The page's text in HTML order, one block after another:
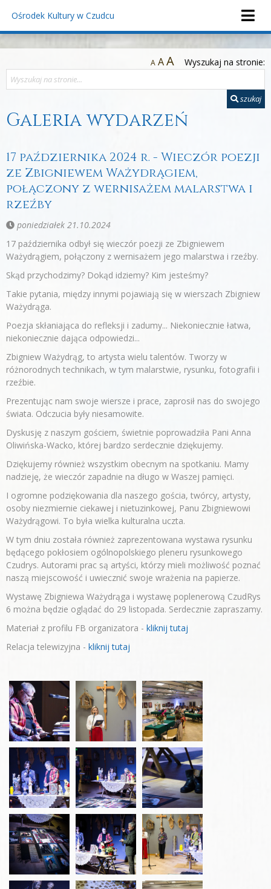
Ośrodek Kultury w Czudcu
A AA Wyszukaj na stronie:
szukaj
Galeria wydarzeń
17 października 2024 r. - Wieczór poezji
ze Zbigniewem Ważydrągiem,
połączony z wernisażem malarstwa i
rzeźby
poniedziałek 21.10.2024
17 października odbył się wieczór poezji ze Zbigniewem
Ważydrągiem, połączony z wernisażem jego malarstwa i rzeźby.
Skąd przychodzimy? Dokąd idziemy? Kim jesteśmy?
Takie pytania, między innymi pojawiają się w wierszach Zbigniew
Ważydrąga.
Poezja skłaniająca do refleksji i zadumy... Niekoniecznie łatwa,
niekoniecznie dająca odpowiedzi...
Zbigniew Ważydrąg, to artysta wielu talentów. Tworzy w
różnorodnych technikach, w tym malarstwie, rysunku, fotografii i
rzeźbie.
Prezentując nam swoje wiersze i prace, zaprosił nas do swojego
świata. Odczucia były niesamowite.
Dyskusję z naszym gościem, świetnie poprowadziła Pani Anna
Oliwińska-Wacko, której bardzo serdecznie dziękujemy.
Dziękujemy również wszystkim obecnym na spotkaniu. Mamy
nadzieję, że wieczór zapadnie na długo w Waszej pamięci.
I ogromne podziękowania dla naszego gościa, twórcy, artysty,
osoby niezmiernie ciekawej i nietuzinkowej, Panu Zbigniewowi
Ważydrągowi. To była wielka kulturalna uczta.
W tym dniu została również zaprezentowana wystawa rysunku
będącego pokłosiem ogólnopolskiego pleneru rysunkowego
Czudrys. Autorami prac są artyści, którzy mieli możliwość poznać
naszą miejscowość i uwiecznić swoje wrażenia na papierze.
Wystawę Zbigniewa Ważydrąga i wystawę poplenerową CzudRys
6 można będzie oglądać do 29 listopada. Serdecznie zapraszamy.
Materiał z profilu FB organizatora - kliknij tutaj
Relacja telewizyjna - kliknij tutaj